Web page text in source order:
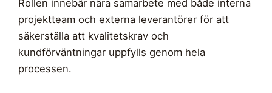
Rollen innebär nära samarbete med både interna
projektteam och externa leverantörer för att
säkerställa att kvalitetskrav och
kundförväntningar uppfylls genom hela
processen.